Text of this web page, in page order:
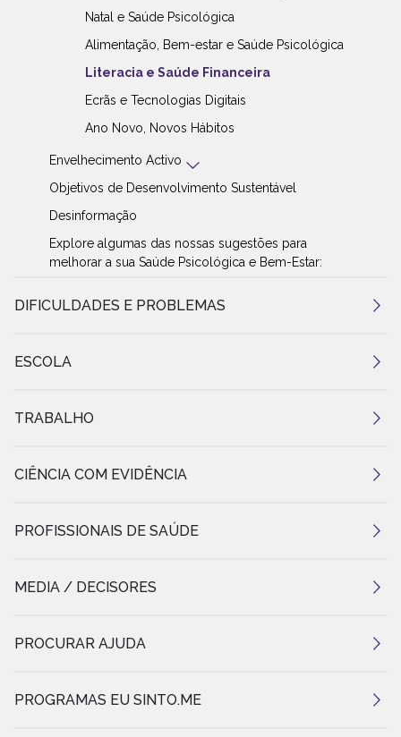
Natal e Saúde Psicológica
Alimentação, Bem-estar e Saúde Psicológica
Literacia e Saúde Financeira
Ecrãs e Tecnologias Digitais
Ano Novo, Novos Hábitos
Envelhecimento Activo
Objetivos de Desenvolvimento Sustentável
Desinformação
Explore algumas das nossas sugestões para
melhorar a sua Saúde Psicológica e Bem-Estar:
DIFICULDADES E PROBLEMAS
ESCOLA
TRABALHO
CIÊNCIA COM EVIDÊNCIA
PROFISSIONAIS DE SAÚDE
MEDIA / DECISORES
PROCURAR AJUDA
PROGRAMAS EU SINTO.ME